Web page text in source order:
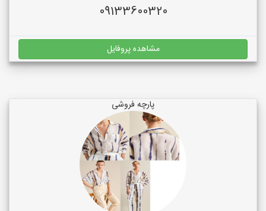
09133600320
مشاهده پروفایل
پارچه فروشی